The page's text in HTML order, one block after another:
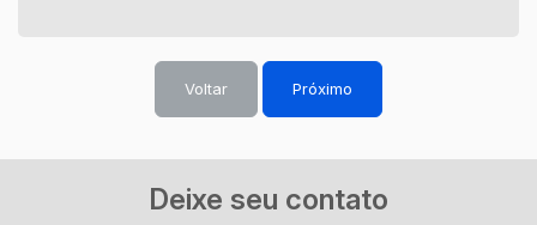
Voltar Próximo
Deixe seu contato